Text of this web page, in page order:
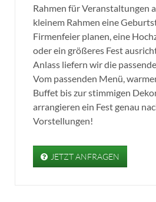
Rahmen für Veranstaltungen
kleinem Rahmen eine
Firmenfeier planen, eine
oder ein größeres Fest
Anlass liefern wir die
Vom passenden Menü,
Buffet bis zur stimmigen
arrangieren ein Fest genau
Vorstellungen!
JETZT ANFRAGEN